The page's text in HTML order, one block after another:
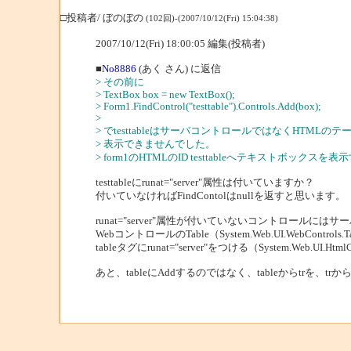
□投稿者/ ぼのぼの (102回)-(2007/10/12(Fri) 15:04:38)
2007/10/12(Fri) 18:00:05 編集(投稿者)
■No8886 (あく さん) に返信
> その前に
> TextBox box = new TextBox();
> Form1.FindControl("testtable").Controls.Add(box);
>
> でtesttableはサーバコントロールではなくHTMLのテ
> 表示できませんでした。
> form1のHTMLのID testtableへテキストボックスを表
testtableにrunat="server"属性は付いていますか？
付いていなければFindContolはnullを返すと思います。
runat="server"属性が付いていないコントロールにはサ
WebコントロールのTable（
tableタグにrunat="server"をつける（
あと、tableにAddするのではなく、tableからtrを、trか